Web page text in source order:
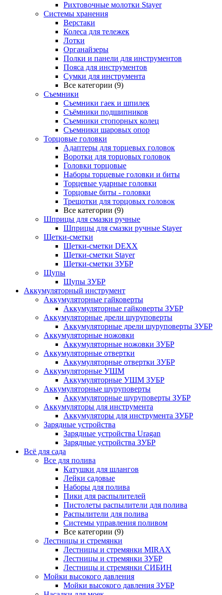
Рихтовочные молотки Stayer
Системы хранения
Верстаки
Колеса для тележек
Лотки
Органайзеры
Полки и панели для инструментов
Пояса для инструментов
Сумки для инструмента
Все категории (9)
Съемники
Съемники гаек и шпилек
Съёмники подшипников
Съемники стопорных колец
Съемники шаровых опор
Торцовые головки
Адаптеры для торцевых головок
Воротки для торцовых головок
Головки торцовые
Наборы торцевые головки и биты
Торцевые ударные головки
Торцовые биты - головки
Трещотки для торцовых головок
Все категории (9)
Шприцы для смазки ручные
Шприцы для смазки ручные Stayer
Щетки-сметки
Щетки-сметки DEXX
Щетки-сметки Stayer
Щетки-сметки ЗУБР
Щупы
Щупы ЗУБР
Аккумуляторный инструмент
Аккумуляторные гайковерты
Аккумуляторные гайковерты ЗУБР
Аккумуляторные дрели шуруповерты
Аккумуляторные дрели шуруповерты ЗУБР
Аккумуляторные ножовки
Аккумуляторные ножовки ЗУБР
Аккумуляторные отвертки
Аккумуляторные отвертки ЗУБР
Аккумуляторные УШМ
Аккумуляторные УШМ ЗУБР
Аккумуляторные шуруповерты
Аккумуляторные шуруповерты ЗУБР
Аккумуляторы для инструмента
Аккумуляторы для инструмента ЗУБР
Зарядные устройства
Зарядные устройства Uragan
Зарядные устройства ЗУБР
Всё для сада
Все для полива
Катушки для шлангов
Лейки садовые
Наборы для полива
Пики для распылителей
Пистолеты распылители для полива
Распылители для полива
Системы управления поливом
Все категории (9)
Лестницы и стремянки
Лестницы и стремянки MIRAX
Лестницы и стремянки ЗУБР
Лестницы и стремянки СИБИН
Мойки высокого давления
Мойки высокого давления ЗУБР